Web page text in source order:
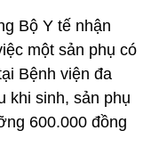
Bộ Y tế nhận
một sản phụ có
Bệnh viện đa
khi sinh, sản phụ
600.000 đồng